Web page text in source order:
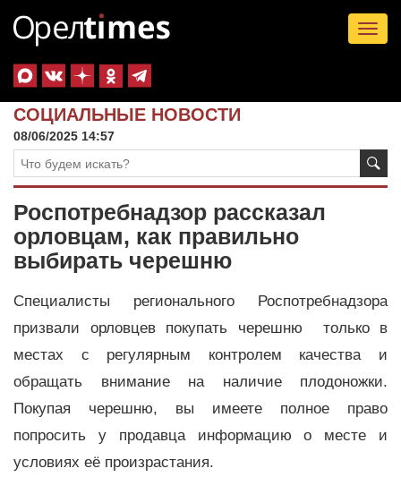
СОЦИАЛЬНЫЕ НОВОСТИ
08/06/2025 14:57
Роспотребнадзор рассказал
орловцам, как правильно
выбирать черешню
Специалисты регионального Роспотребнадзора
призвали орловцев покупать черешню только в
местах с регулярным контролем качества и
обращать внимание на наличие плодоножки.
Покупая черешню, вы имеете полное право
попросить у продавца информацию о месте и
условиях её произрастания.